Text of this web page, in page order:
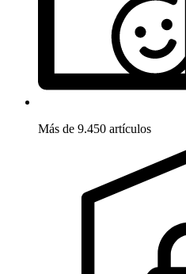
Más de 9.450 artículos